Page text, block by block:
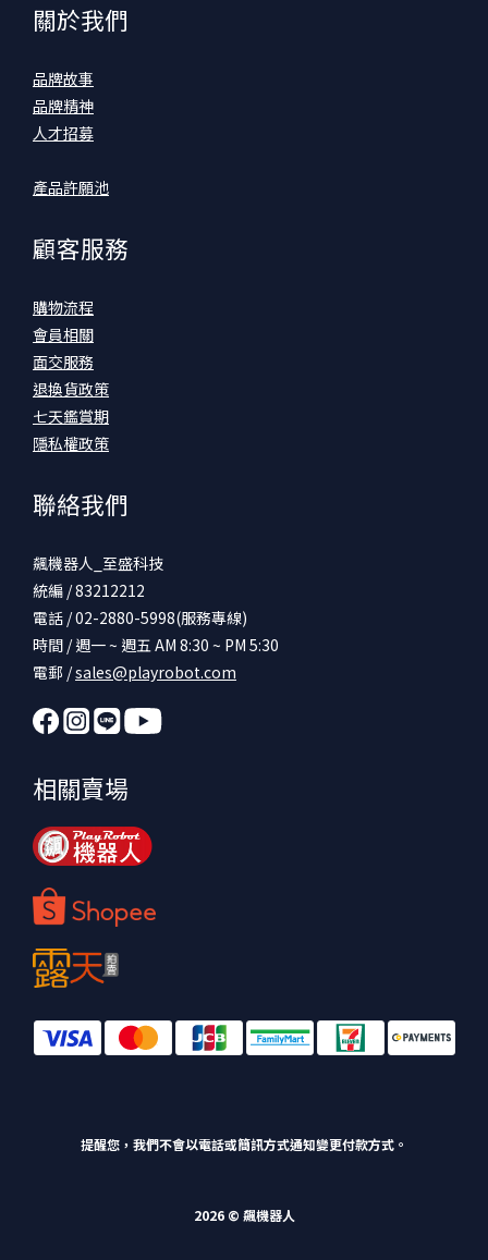
關於我們
品牌故事
品牌精神
人才招募
產品許願池
顧客服務
購物流程
會員相關
面交服務
退換貨政策
七天鑑賞期
隱私權政策
聯絡我們
飆機器人_至盛科技
統編 / 83212212
電話 / 02-2880-5998(服務專線)
時間 / 週一 ~ 週五 AM 8:30 ~ PM 5:30
電郵 /sales@playrobot.com
相關賣場
提醒您，我們不會以電話或簡訊方式通知變更付款方式。
2026 © 飆機器人